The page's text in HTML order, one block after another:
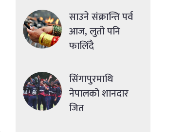
साउने संक्रान्ति पर्व
आज, लुतो पनि
फालिँदै
सिंगापुरमाथि
नेपालको शानदार
जित